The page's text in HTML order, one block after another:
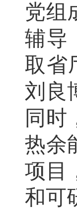
党组
辅导
取省
刘良
同时
热余
项目
和可